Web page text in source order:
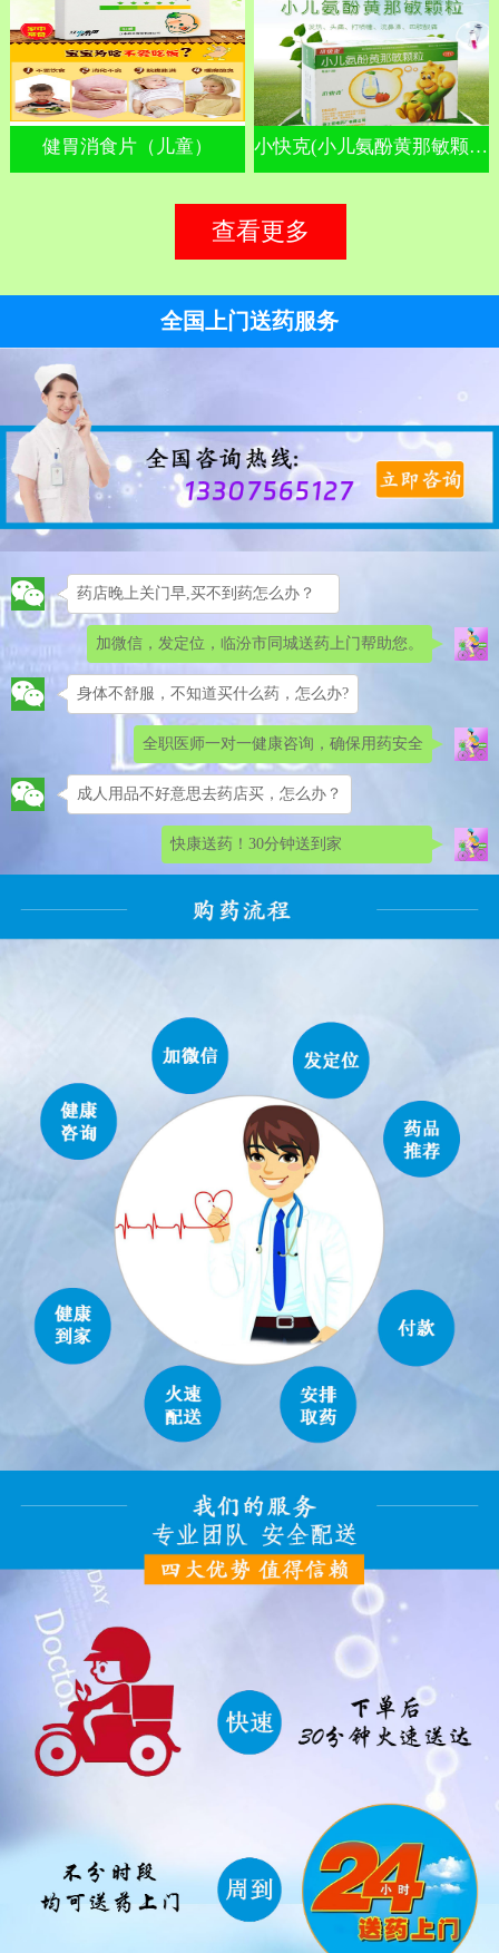
健胃消食片（儿童） 小快克(小儿氨酚黄那敏颗粒)
查看更多
全国上门送药服务
药店晚上关门早,买不到药怎么办？
加微信，发定位，临汾市同城送药上门帮助您。
身体不舒服，不知道买什么药，怎么办?
全职医师一对一健康咨询，确保用药安全
成人用品不好意思去药店买，怎么办？
快康送药！30分钟送到家